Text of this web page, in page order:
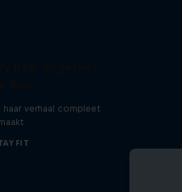
haar verhaal compleet
FIT